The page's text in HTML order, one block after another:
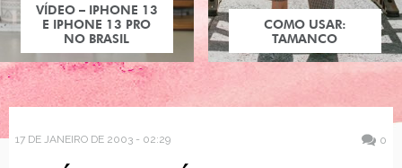
VÍDEO – IPHONE 13
E IPHONE 13 PRO
NO BRASIL
COMO USAR:
TAMANCO
17 DE JANEIRO DE 2003 - 02:29 0